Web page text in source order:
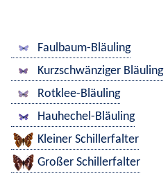
Faulbaum-Bläuling
Kurzschwänziger Bläuling
Rotklee-Bläuling
Hauhechel-Bläuling
Kleiner Schillerfalter
Großer Schillerfalter